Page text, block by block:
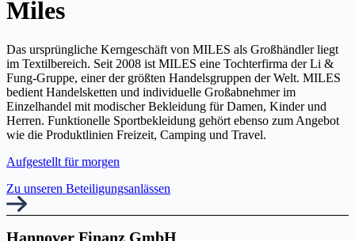
Miles
Das ursprüngliche Kerngeschäft von MILES als Großhändler liegt
im Textilbereich. Seit 2008 ist MILES eine Tochterfirma der Li &
Fung-Gruppe, einer der größten Handelsgruppen der Welt. MILES
bedient Handelsketten und individuelle Großabnehmer im
Einzelhandel mit modischer Bekleidung für Damen, Kinder und
Herren. Funktionelle Sportbekleidung gehört ebenso zum Angebot
wie die Produktlinien Freizeit, Camping und Travel.
Aufgestellt für morgen
Zu unseren Beteiligungsanlässen
Hannover Finanz GmbH